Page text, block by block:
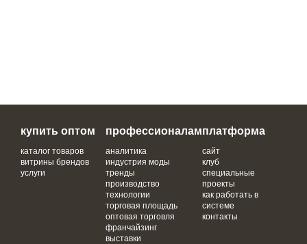
купить оптом
каталог товаров
витрины брендов
услуги
профессионалам
аналитика
индустрия моды
тренды
производство
технологии
торговая площадь
оптовая торговля
франчайзинг
выставки
платформа
сайт
клуб
специальные
проекты
как работать в
системе
контакты